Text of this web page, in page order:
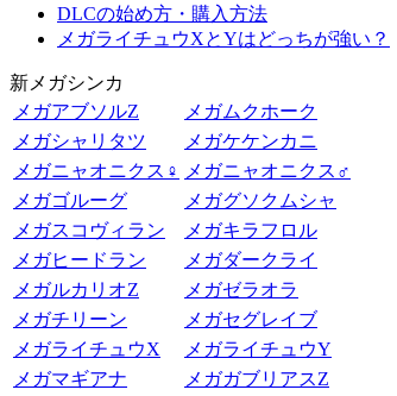
DLCの始め方・購入方法
メガライチュウXとYはどっちが強い？
新メガシンカ
メガアブソルZ
メガムクホーク
メガシャリタツ
メガケケンカニ
メガニャオニクス♀
メガニャオニクス♂
メガゴルーグ
メガグソクムシャ
メガスコヴィラン
メガキラフロル
メガヒードラン
メガダークライ
メガルカリオZ
メガゼラオラ
メガチリーン
メガセグレイブ
メガライチュウX
メガライチュウY
メガマギアナ
メガガブリアスZ